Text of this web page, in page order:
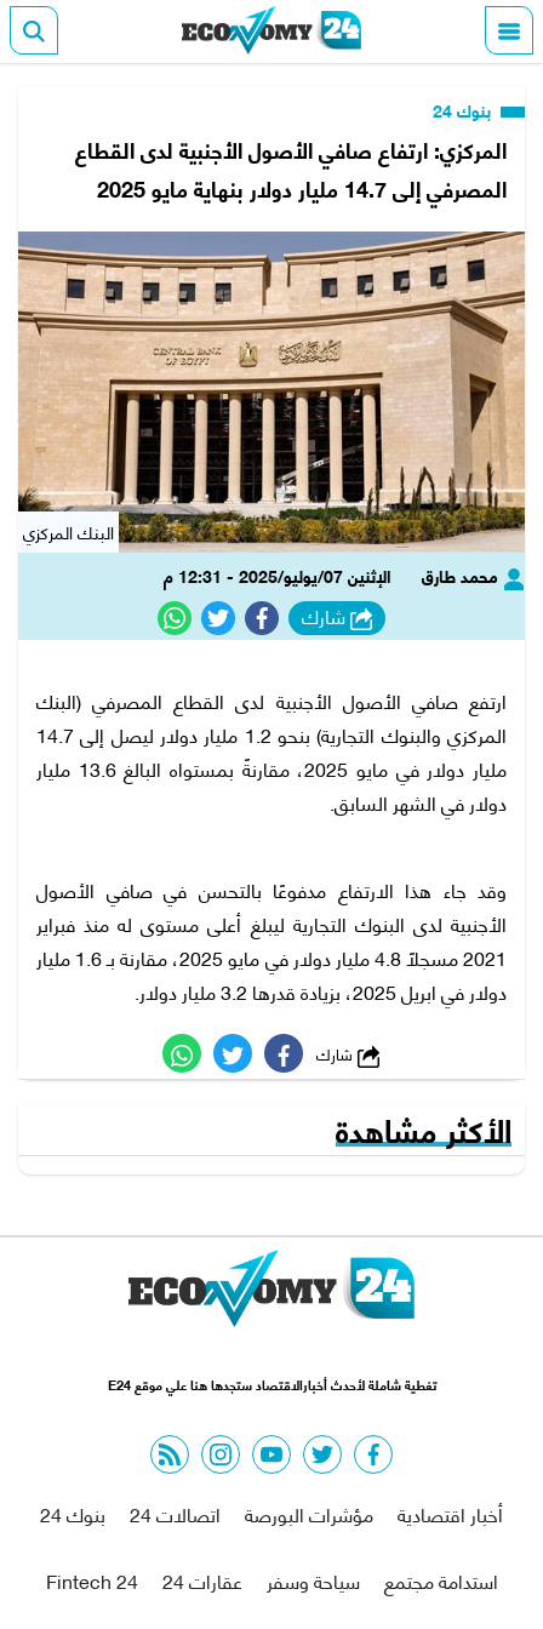
بنوك 24
المركزي: ارتفاع صافي الأصول الأجنبية لدى القطاع
المصرفي إلى 14.7 مليار دولار بنهاية مايو 2025
البنك المركزي
محمد طارق
الإثنين 07/يوليو/2025 - 12:31 م
شارك
ارتفع صافي الأصول الأجنبية لدى القطاع المصرفي (البنك
المركزي والبنوك التجارية) بنحو 1.2 مليار دولار ليصل إلى 14.7
مليار دولار في مايو 2025، مقارنةً بمستواه البالغ 13.6 مليار
دولار في الشهر السابق.
وقد جاء هذا الارتفاع مدفوعًا بالتحسن في صافي الأصول
الأجنبية لدى البنوك التجارية ليبلغ أعلى مستوى له منذ فبراير
2021 مسجلًا 4.8 مليار دولار في مايو 2025، مقارنة بـ 1.6 مليار
دولار في ابريل 2025، بزيادة قدرها 3.2 مليار دولار.
الأكثر مشاهدة
تغطية شاملة لأحدث أخبارالاقتصاد ستجدها هنا علي موقع E24
facebook
twitter
youtube
instagram
rss feed
أخبار اقتصادية
مؤشرات البورصة اتصالات 24
بنوك 24
استدامة مجتمع
سياحة وسفر عقارات 24
Fintech 24